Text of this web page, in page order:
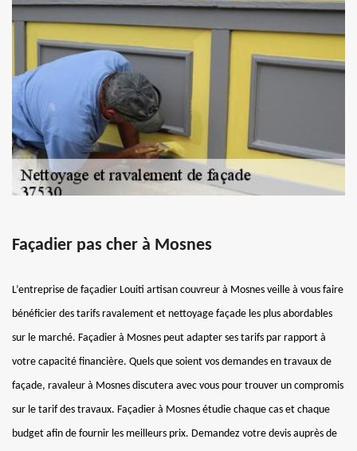
Façadier pas cher à Mosnes
L’entreprise de façadier Louiti artisan couvreur à Mosnes veille à vous faire
bénéficier des tarifs ravalement et nettoyage façade les plus abordables
sur le marché. Façadier à Mosnes peut adapter ses tarifs par rapport à
votre capacité financière. Quels que soient vos demandes en travaux de
façade, ravaleur à Mosnes discutera avec vous pour trouver un compromis
sur le tarif des travaux. Façadier à Mosnes étudie chaque cas et chaque
budget afin de fournir les meilleurs prix. Demandez votre devis auprès de